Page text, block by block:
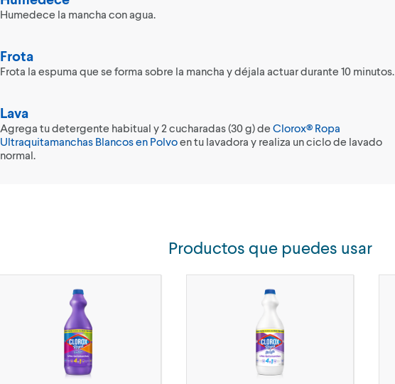
Humedece la mancha con agua.
Frota
Frota la espuma que se forma sobre la mancha y déjala actuar durante 10 minutos.
Lava
Agrega tu detergente habitual y 2 cucharadas (30 g) de Clorox® Ropa
Ultraquitamanchas Blancos en Polvoen tu lavadora y realiza un ciclo de lavado
normal.
Productos que puedes usar